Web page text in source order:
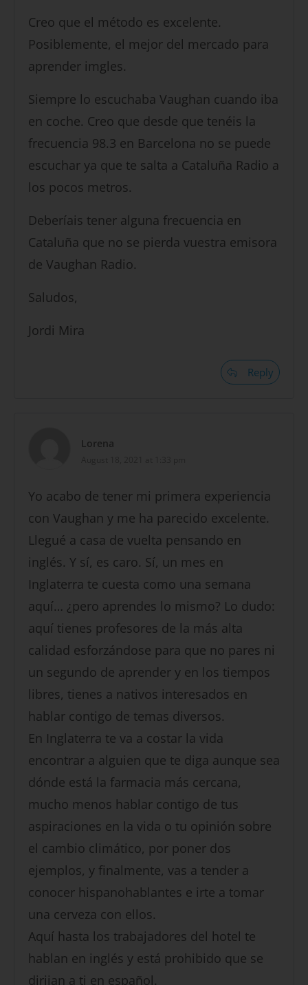
Creo que el método es excelente.
Posiblemente, el mejor del mercado para
aprender imgles.
Siempre lo escuchaba Vaughan cuando iba
en coche. Creo que desde que tenéis la
frecuencia 98.3 en Barcelona no se puede
escuchar ya que te salta a Cataluña Radio a
los pocos metros.
Deberíais tener alguna frecuencia en
Cataluña que no se pierda vuestra emisora
de Vaughan Radio.
Saludos,
Jordi Mira
Reply
Lorena
Yo acabo de tener mi primera experiencia
con Vaughan y me ha parecido excelente.
Llegué a casa de vuelta pensando en
inglés. Y sí, es caro. Sí, un mes en
Inglaterra te cuesta como una semana
aquí… ¿pero aprendes lo mismo? Lo dudo:
aquí tienes profesores de la más alta
calidad esforzándose para que no pares ni
un segundo de aprender y en los tiempos
libres, tienes a nativos interesados en
hablar contigo de temas diversos.
En Inglaterra te va a costar la vida
encontrar a alguien que te diga aunque sea
dónde está la farmacia más cercana,
mucho menos hablar contigo de tus
aspiraciones en la vida o tu opinión sobre
el cambio climático, por poner dos
ejemplos, y finalmente, vas a tender a
conocer hispanohablantes e irte a tomar
una cerveza con ellos.
Aquí hasta los trabajadores del hotel te
hablan en inglés y está prohibido que se
dirijan a ti en español.